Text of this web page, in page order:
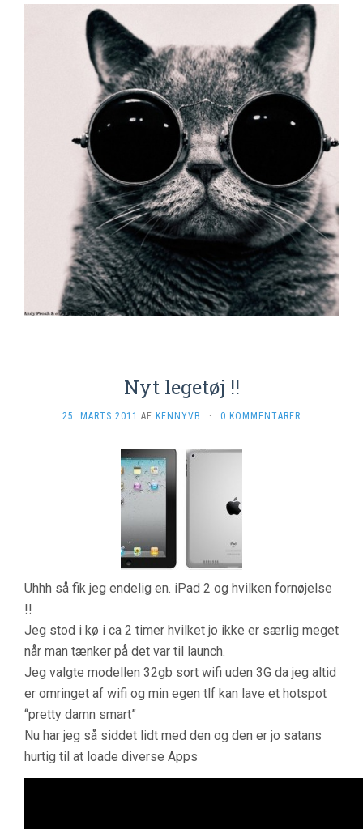
Nyt legetøj !!
25. MARTS 2011 AF KENNYVB · 0 KOMMENTARER
Uhhh så fik jeg endelig en. iPad 2 og hvilken fornøjelse
!!
Jeg stod i kø i ca 2 timer hvilket jo ikke er særlig meget
når man tænker på det var til launch.
Jeg valgte modellen 32gb sort wifi uden 3G da jeg altid
er omringet af wifi og min egen tlf kan lave et hotspot
“pretty damn smart”
Nu har jeg så siddet lidt med den og den er jo satans
hurtig til at loade diverse Apps